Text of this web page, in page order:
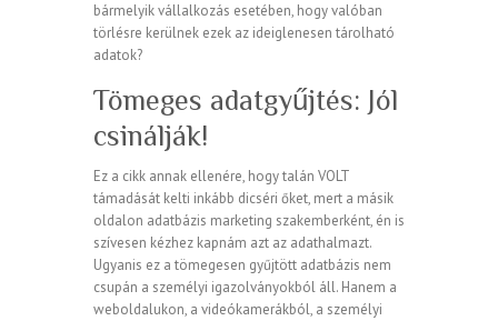
bármelyik vállalkozás esetében, hogy valóban
törlésre kerülnek ezek az ideiglenesen tárolható
adatok?
Tömeges adatgyűjtés: Jól
csinálják!
Ez a cikk annak ellenére, hogy talán VOLT
támadását kelti inkább dicséri őket, mert a másik
oldalon adatbázis marketing szakemberként, én is
szívesen kézhez kapnám azt az adathalmazt.
Ugyanis ez a tömegesen gyűjtött adatbázis nem
csupán a személyi igazolványokból áll. Hanem a
weboldalukon, a videókamerákból, a személyi